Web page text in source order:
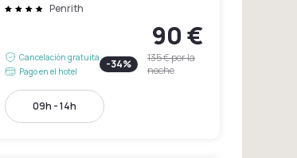
Penrith
Cancelación gratuita
Pago en el hotel
90 €
-34% 135 €por la
noche
09h - 14h